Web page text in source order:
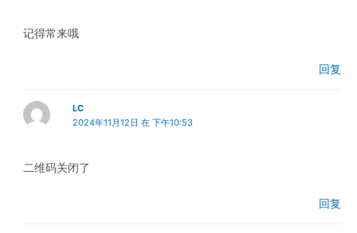
记得常来哦
回复
LC
2024年11月12日 在 下午10:53
二维码关闭了
回复